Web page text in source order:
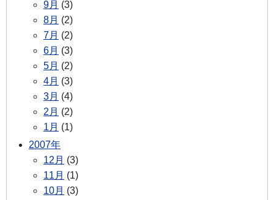
9月 (3)
8月 (2)
7月 (2)
6月 (3)
5月 (2)
4月 (3)
3月 (4)
2月 (2)
1月 (1)
2007年
12月 (3)
11月 (1)
10月 (3)